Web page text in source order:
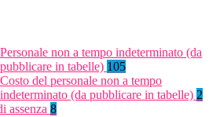
Personale non a tempo indeterminato (da
pubblicare in tabelle) 105
Costo del personale non a tempo
indeterminato (da pubblicare in tabelle) 2
assenza 8